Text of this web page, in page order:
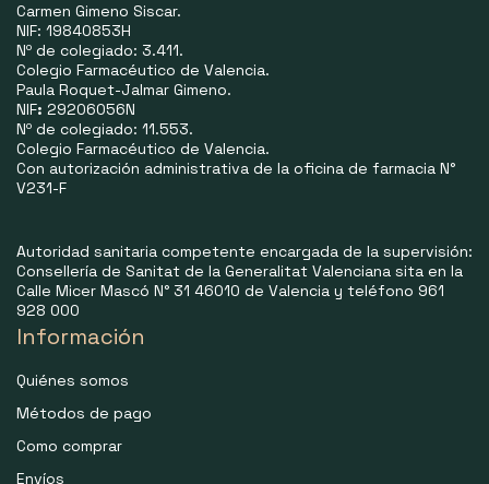
Carmen Gimeno Siscar.
NIF: 19840853H
Nº de colegiado: 3.411.
Colegio Farmacéutico de Valencia.
Paula Roquet-Jalmar Gimeno.
NIF: 29206056N
Nº de colegiado: 11.553.
Colegio Farmacéutico de Valencia.
Con autorización administrativa de la oficina de farmacia N°
V231-F
Autoridad sanitaria competente encargada de la supervisión:
Consellería de Sanitat de la Generalitat Valenciana sita en la
Calle Micer Mascó N° 31 46010 de Valencia y teléfono 961
928 000
Información
Quiénes somos
Métodos de pago
Como comprar
Envíos